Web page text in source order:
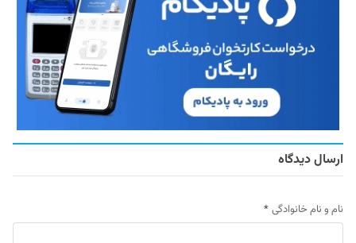
ارسال دیدگاه
نام و نام خانوادگی *